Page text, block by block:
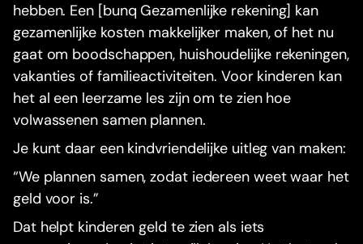
hebben. Een [bunq Gezamenlijke rekening] kan
gezamenlijke kosten makkelijker maken, of het nu
gaat om boodschappen, huishoudelijke rekeningen,
vakanties of familieactiviteiten. Voor kinderen kan
het al een leerzame les zijn om te zien hoe
volwassenen samen plannen.
Je kunt daar een kindvriendelijke uitleg van maken:
“We plannen samen, zodat iedereen weet waar het
geld voor is.”
Dat helpt kinderen geld te zien als iets